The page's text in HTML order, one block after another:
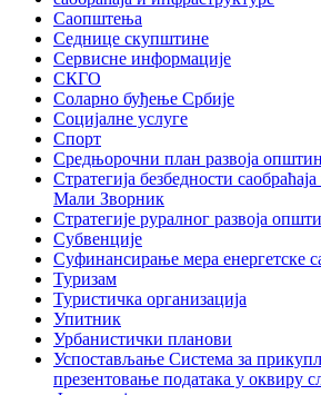
Саопштења
Седнице скупштине
Сервисне информације
СКГО
Соларно буђење Србије
Социјалне услуге
Спорт
Средњорочни план развоја
Стратегија безбедности
Мали Зворник
Стратегије руралног развоја
Субвенције
Суфинансирање мера енергетске
Туризам
Туристичка организација
Упитник
Урбанистички планови
Успостављање Система за
презентовање података у оквиру